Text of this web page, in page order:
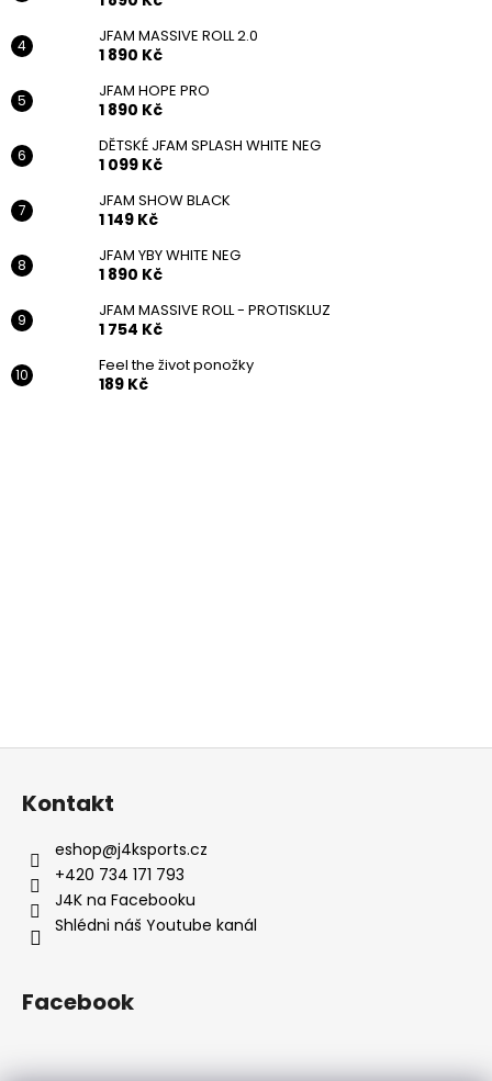
JFAM MASSIVE ROLL 2.0
1 890 Kč
JFAM HOPE PRO
1 890 Kč
DĚTSKÉ JFAM SPLASH WHITE NEG
1 099 Kč
JFAM SHOW BLACK
1 149 Kč
JFAM YBY WHITE NEG
1 890 Kč
JFAM MASSIVE ROLL - PROTISKLUZ
1 754 Kč
Feel the život ponožky
189 Kč
Z
Kontakt
eshop@j4ksports.cz
+420 734 171 793
J4K na Facebooku
Shlédni náš Youtube kanál
Facebook